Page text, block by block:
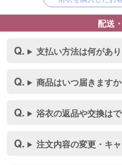
配送
支払い方法は何があ
商品はいつ届きます
浴衣の返品や交換は
注文内容の変更・キ